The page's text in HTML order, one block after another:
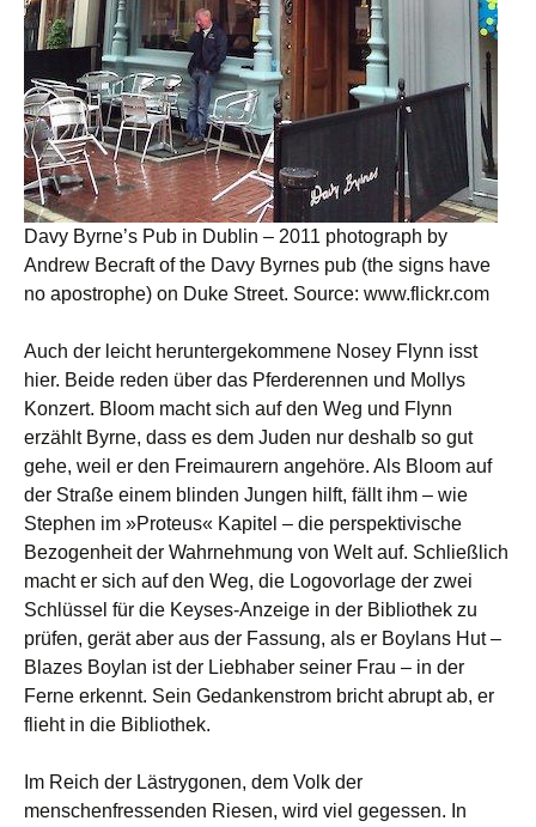
Davy Byrne’s Pub in Dublin – 2011 photograph by
Andrew Becraft of the Davy Byrnes pub (the signs have
no apostrophe) on Duke Street. Source: www.flickr.com
Auch der leicht heruntergekommene Nosey Flynn isst
hier. Beide reden über das Pferderennen und Mollys
Konzert. Bloom macht sich auf den Weg und Flynn
erzählt Byrne, dass es dem Juden nur deshalb so gut
gehe, weil er den Freimaurern angehöre. Als Bloom auf
der Straße einem blinden Jungen hilft, fällt ihm – wie
Stephen im »Proteus« Kapitel – die perspektivische
Bezogenheit der Wahrnehmung von Welt auf. Schließlich
macht er sich auf den Weg, die Logovorlage der zwei
Schlüssel für die Keyses-Anzeige in der Bibliothek zu
prüfen, gerät aber aus der Fassung, als er Boylans Hut –
Blazes Boylan ist der Liebhaber seiner Frau – in der
Ferne erkennt. Sein Gedankenstrom bricht abrupt ab, er
flieht in die Bibliothek.
Im Reich der Lästrygonen, dem Volk der
menschenfressenden Riesen, wird viel gegessen. In